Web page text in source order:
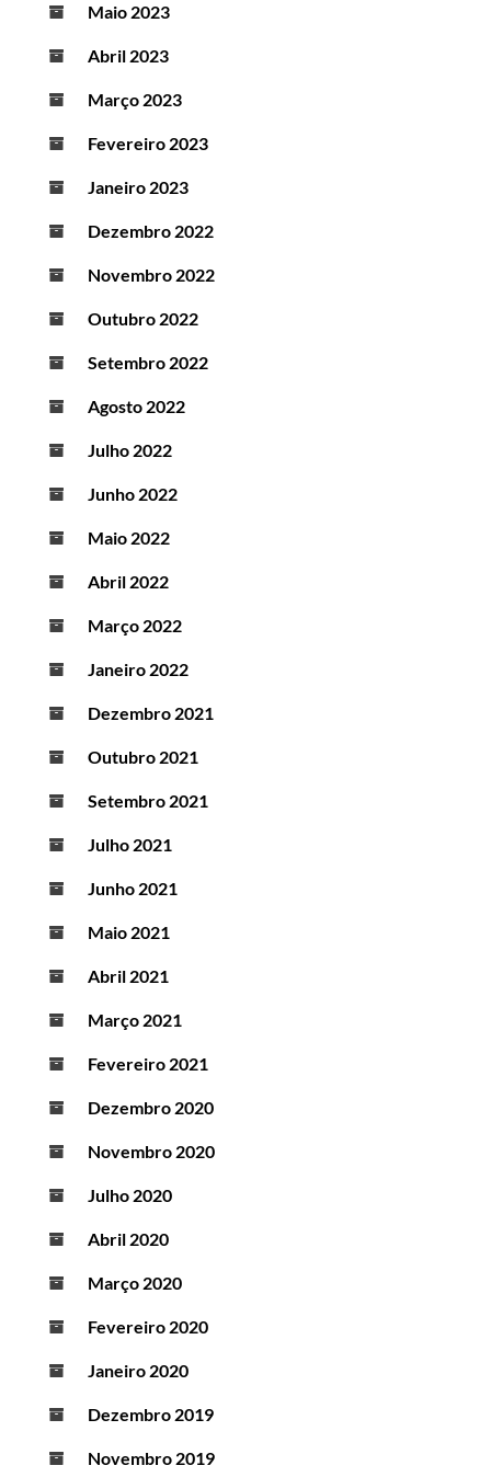
Maio 2023
Abril 2023
Março 2023
Fevereiro 2023
Janeiro 2023
Dezembro 2022
Novembro 2022
Outubro 2022
Setembro 2022
Agosto 2022
Julho 2022
Junho 2022
Maio 2022
Abril 2022
Março 2022
Janeiro 2022
Dezembro 2021
Outubro 2021
Setembro 2021
Julho 2021
Junho 2021
Maio 2021
Abril 2021
Março 2021
Fevereiro 2021
Dezembro 2020
Novembro 2020
Julho 2020
Abril 2020
Março 2020
Fevereiro 2020
Janeiro 2020
Dezembro 2019
Novembro 2019